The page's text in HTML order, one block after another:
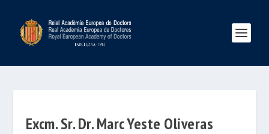
Excm. Sr. Dr. Marc Yeste Oliveras